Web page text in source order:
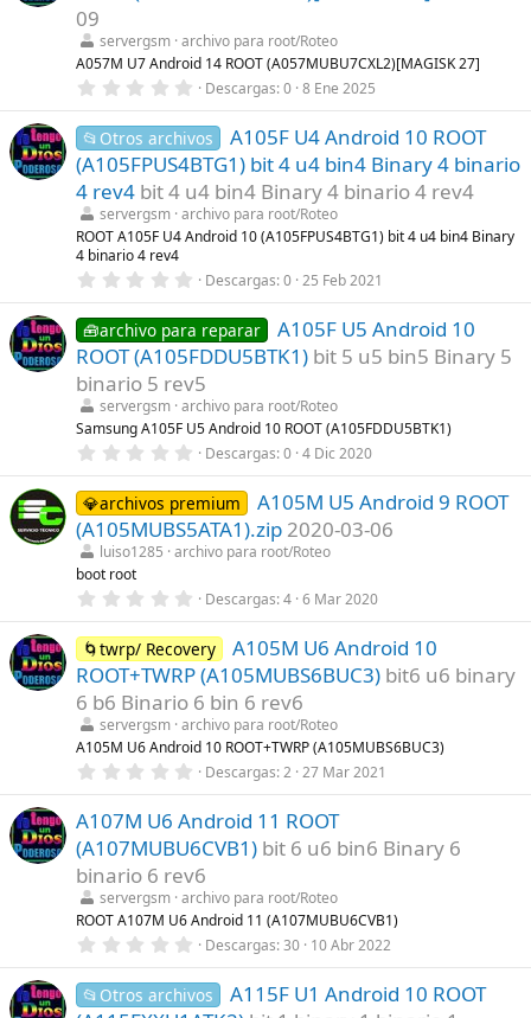
e
l
a
(
s
)
09
servergsm archivo para root/Roteo
A057M U7 Android 14 ROOT (A057MUBU7CXL2)[MAGISK 27]
0
0
0
e
s
t
r
e
l
s
)
Descargas 0 8 Ene 2025
📂Otros archivos
A105F U4 Android 10 ROOT
(A105FPUS4BTG1) bit 4 u4 bin4 Binary 4 binario
4 rev4 bit 4 u4 bin4 Binary 4 binario 4 rev4
servergsm archivo para root/Roteo
ROOT A105F U4 Android 10 (A105FPUS4BTG1) bit 4 u4 bin4 Binary
4 binario 4 rev4
0
0
0
e
s
t
r
e
l
a
(
s
)
Descargas 0 25 Feb 2021
🧰archivo para reparar
A105F U5 Android 10
ROOT (A105FDDU5BTK1) bit 5 u5 bin5 Binary 5
binario 5 rev5
servergsm archivo para root/Roteo
Samsung A105F U5 Android 10 ROOT (A105FDDU5BTK1)
0
0
0
e
s
t
l
a
(
s
)
Descargas 0 4 Dic 2020
💎archivos premium
A105M U5 Android 9 ROOT
(A105MUBS5ATA1).zip 2020-03-06
luiso1285
archivo para root/Roteo
boot root
0
0
0
e
s
t
r
e
l
a
(
s
)
Descargas 4 6 Mar 2020
🌀twrp/ Recovery
A105M U6 Android 10
ROOT+TWRP (A105MUBS6BUC3) bit6 u6 binary
6 b6 Binario 6 bin 6 rev6
servergsm archivo para root/Roteo
A105M U6 Android 10 ROOT+TWRP (A105MUBS6BUC3)
0
0
0
e
s
t
r
e
l
a
(
s
)
Descargas 2 27 Mar 2021
A107M U6 Android 11 ROOT
(A107MUBU6CVB1) bit 6 u6 bin6 Binary 6
binario 6 rev6
servergsm archivo para root/Roteo
ROOT A107M U6 Android 11 (A107MUBU6CVB1)
0
0
0
e
Descargas 30 10 Abr 2022
📂Otros archivos
A115F U1 Android 10 ROOT